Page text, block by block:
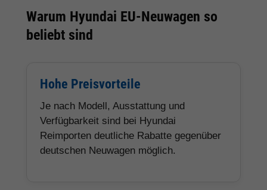
Warum Hyundai EU-Neuwagen so
beliebt sind
Hohe Preisvorteile
Je nach Modell, Ausstattung und
Verfügbarkeit sind bei Hyundai
Reimporten deutliche Rabatte gegenüber
deutschen Neuwagen möglich.